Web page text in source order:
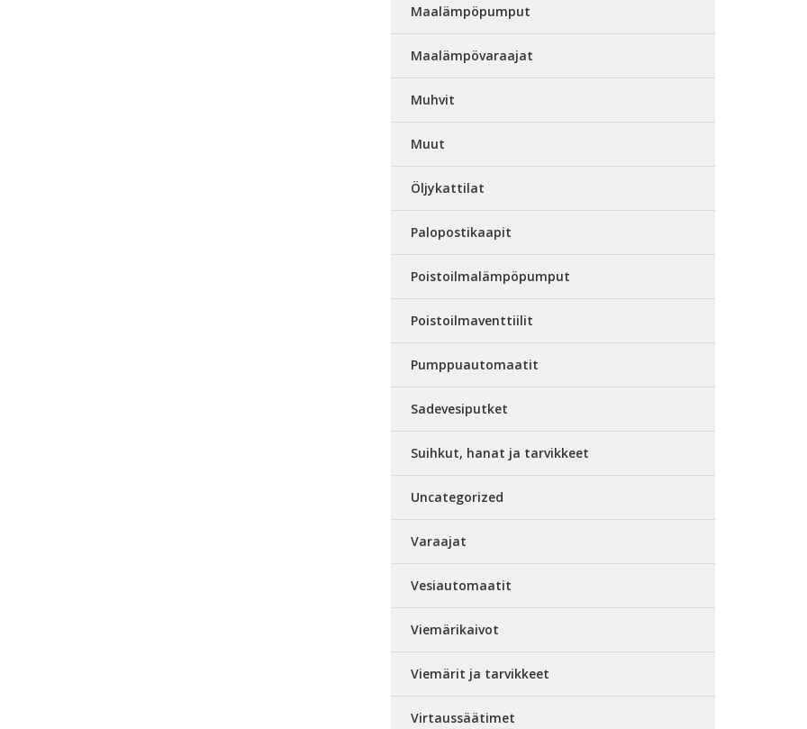
Maalämpöpumput
Maalämpövaraajat
Muhvit
Muut
Öljykattilat
Palopostikaapit
Poistoilmalämpöpumput
Poistoilmaventtiilit
Pumppuautomaatit
Sadevesiputket
Suihkut, hanat ja tarvikkeet
Uncategorized
Varaajat
Vesiautomaatit
Viemärikaivot
Viemärit ja tarvikkeet
Virtaussäätimet